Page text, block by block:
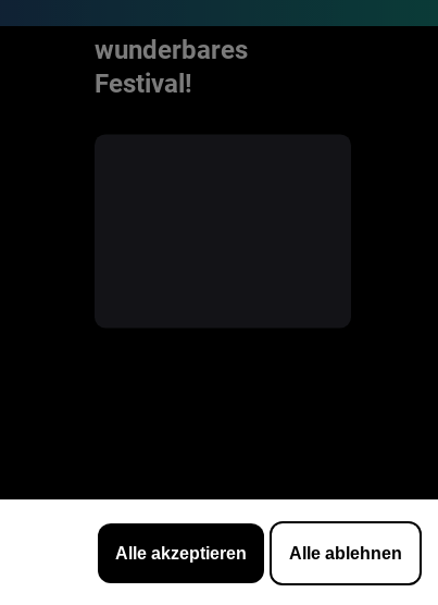
wunderbares
Festival!
Impressum Datenschutz
Alle akzeptieren Alle ablehnen